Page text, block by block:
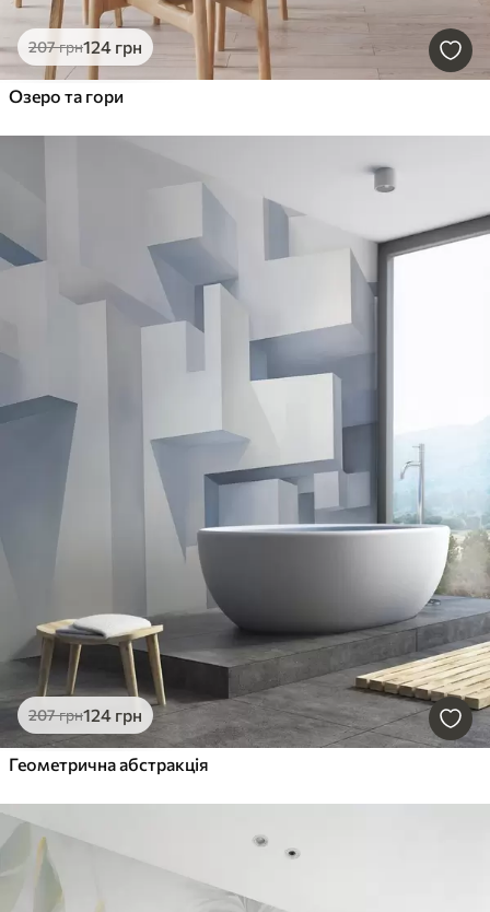
207грн124 грн
Озеро та гори
207грн124 грн
Геометрична абстракція